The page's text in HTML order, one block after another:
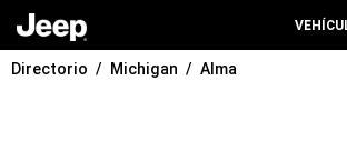
Directorio Michigan Alma